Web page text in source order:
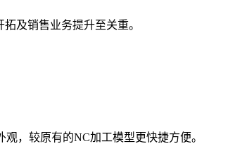
及销售业务提升至关重。
，较原有的NC加工模型更快捷方便。